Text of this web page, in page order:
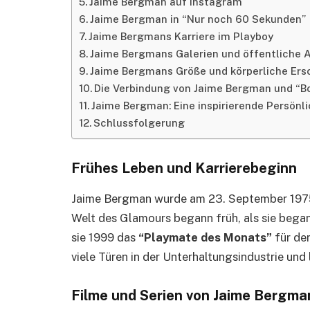
Jaime Bergman in “Nur noch 60 Sekunden”
Jaime Bergmans Karriere im Playboy
Jaime Bergmans Galerien und öffentliche
Jaime Bergmans Größe und körperliche
Die Verbindung von Jaime Bergman und
Jaime Bergman: Eine inspirierende
Schlussfolgerung
Frühes Leben und Karrierebeginn
Jaime Bergman wurde am 23. September
Welt des Glamours begann früh, als sie
sie 1999 das “Playmate des Monats” für
viele Türen in der Unterhaltungsindustrie
Filme und Serien von Jaime